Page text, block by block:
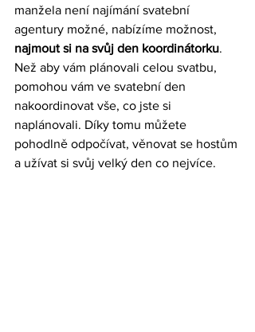
manžela není najímání svatební
agentury možné, nabízíme možnost,
najmout si na svůj den koordinátorku.
Než aby vám plánovali celou svatbu,
pomohou vám ve svatební den
nakoordinovat vše, co jste si
naplánovali. Díky tomu můžete
pohodlně odpočívat, věnovat se hostům
a užívat si svůj velký den co nejvíce.